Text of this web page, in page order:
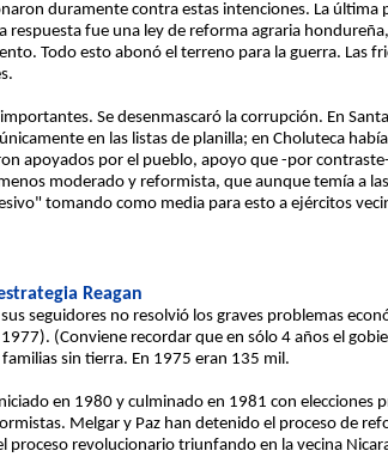
duramente contra estas intenciones. La última
respuesta fue una ley de reforma agraria
Todo esto abonó el terreno para la guerra. Las
Se desenmascaró la corrupción. En
en las listas de planilla; en Choluteca
apoyados por el pueblo, apoyo que -por
moderado y reformista, que aunque temía a
tomando como media para esto a ejércitos
Reagan
seguidores no resolvió los graves problemas
(Conviene recordar que en sólo 4 años el
sin tierra. En 1975 eran 135 mil.
en 1980 y culminado en 1981 con elecciones
Melgar y Paz han detenido el proceso de
revolucionario triunfando en la vecina